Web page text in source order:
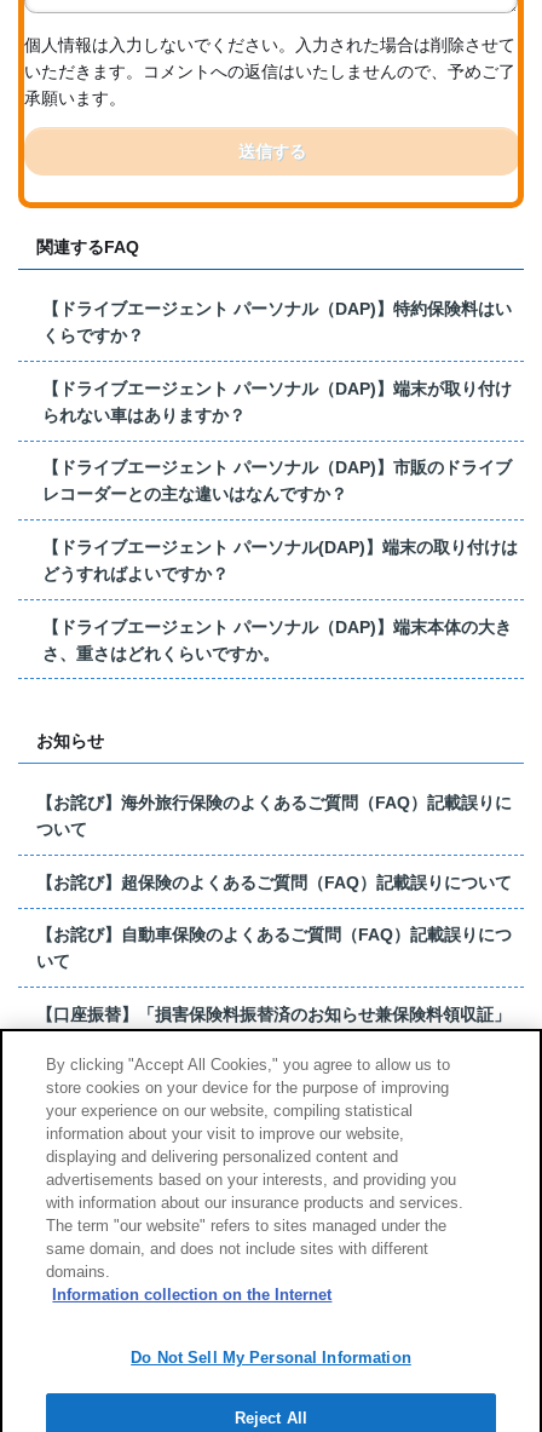
個人情報は入力しないでください。入力された場合は削除させて
いただきます。コメントへの返信はいたしませんので、予めご了
承願います。
送信する
関連するFAQ
【ドライブエージェント パーソナル（DAP)】特約保険料はい
くらですか？
【ドライブエージェント パーソナル（DAP)】端末が取り付け
られない車はありますか？
【ドライブエージェント パーソナル（DAP)】市販のドライブ
レコーダーとの主な違いはなんですか？
【ドライブエージェント パーソナル(DAP)】端末の取り付けは
どうすればよいですか？
【ドライブエージェント パーソナル（DAP)】端末本体の大き
さ、重さはどれくらいですか。
お知らせ
【お詫び】海外旅行保険のよくあるご質問（FAQ）記載誤りに
ついて
【お詫び】超保険のよくあるご質問（FAQ）記載誤りについて
【お詫び】自動車保険のよくあるご質問（FAQ）記載誤りにつ
いて
【口座振替】「損害保険料振替済のお知らせ兼保険料領収証」
【お詫び】超保険のよくあるご質問（FAQ）記載誤りについて
もっと見る
サイトのご利用について
勧誘方針
By clicking "Accept All Cookies," you agree to allow us to
store cookies on your device for the purpose of improving
your experience on our website, compiling statistical
information about your visit to improve our website,
displaying and delivering personalized content and
advertisements based on your interests, and providing you
with information about our insurance products and services.
The term "our website" refers to sites managed under the
same domain, and does not include sites with different
domains.
Information collection on the Internet
Do Not Sell My Personal Information
Reject All